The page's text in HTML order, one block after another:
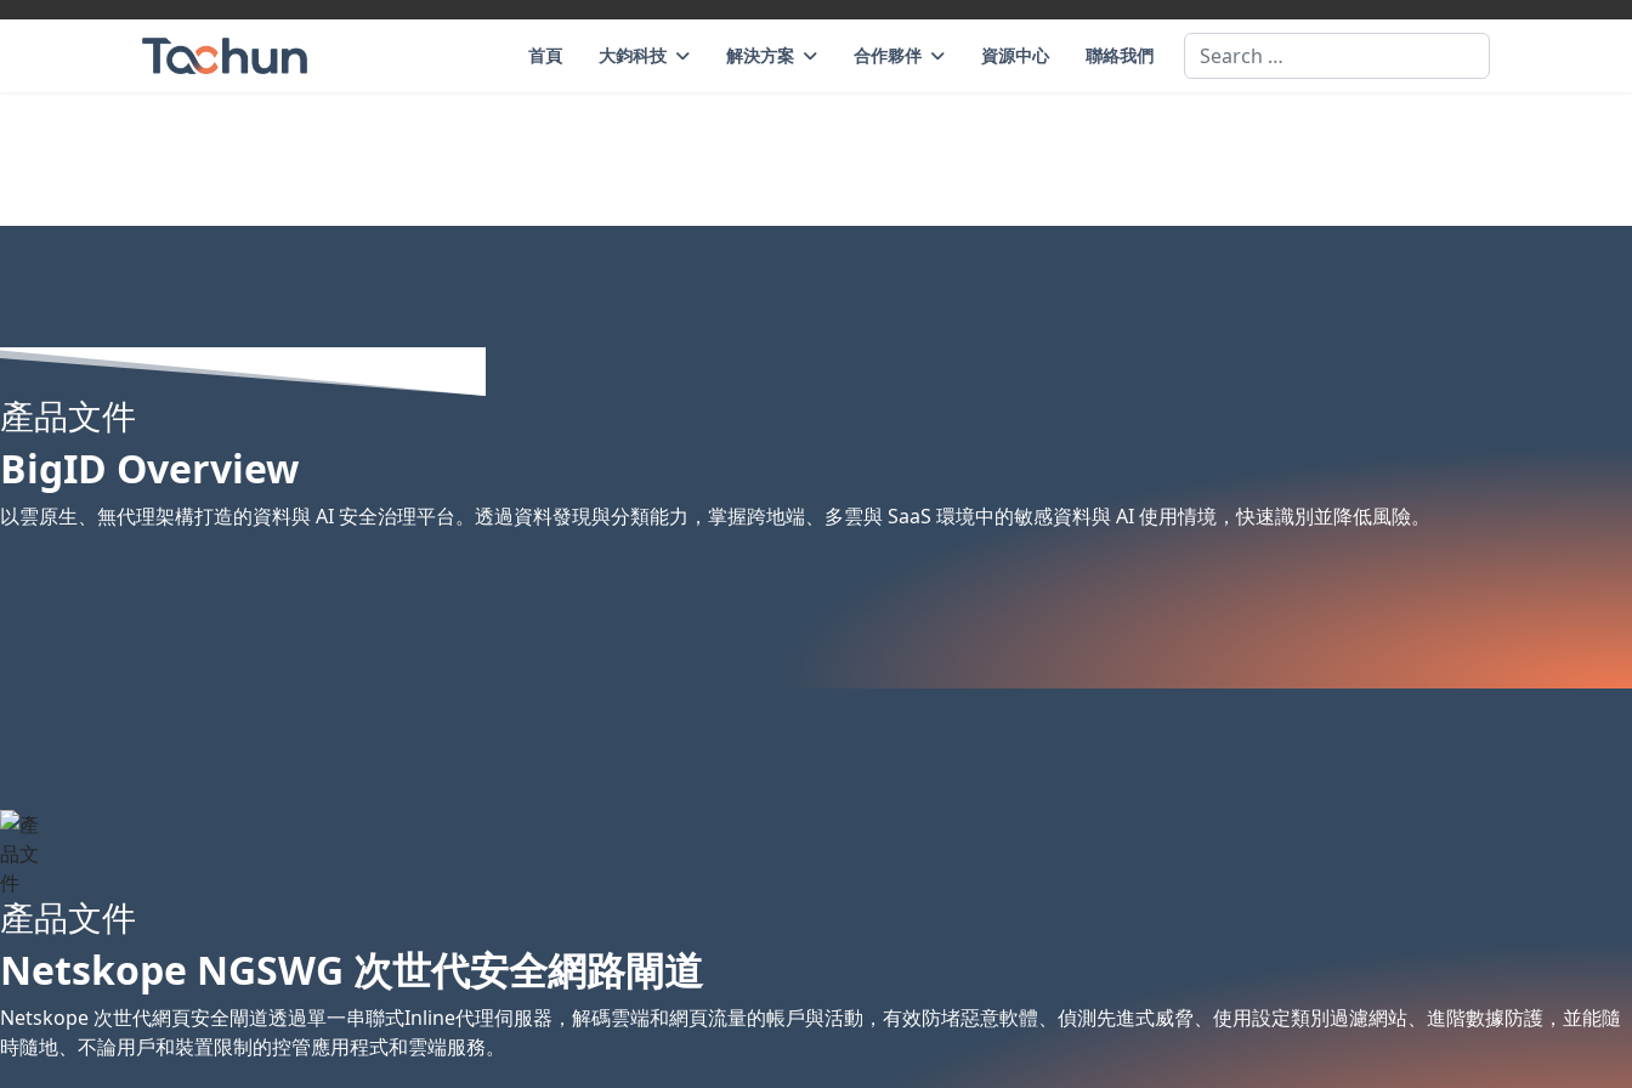
首頁 大鈞科技 解決方案 合作夥伴 資源中心 聯絡我們 Search
產品文件
BigID Overview
以雲原生、無代理架構打造的資料與 AI 安全治理平台。透過資料發現與分類能力，掌握跨地端、多雲與 SaaS 環境中的敏感資料與 AI 使用情境，快速識別並降低風險。
產品文件
Netskope NGSWG 次世代安全網路閘道
Netskope 次世代網頁安全閘道透過單一串聯式Inline代理伺服器，解碼雲端和網頁流量的帳戶與活動，有效防堵惡意軟體、偵測先進式威脅、使用設定類別過濾網站、進階數據防護，並能隨
時隨地、不論用戶和裝置限制的控管應用程式和雲端服務。